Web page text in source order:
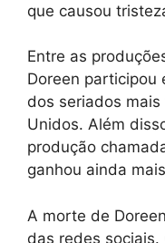
que causou
Entre as
Doreen participou
dos seriados
Unidos. Além
produção
ganhou ainda
A morte de
das redes